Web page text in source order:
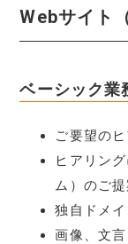
Webサイト
ベーシック業
ご要望の
ヒアリン
ム）のご提
独自ドメ
画像、文